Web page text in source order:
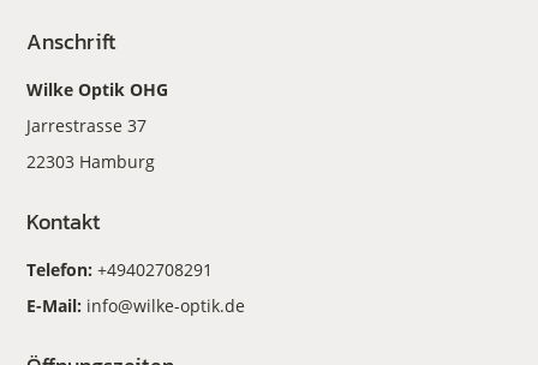
Anschrift
Wilke Optik OHG
Jarrestrasse 37
22303 Hamburg
Kontakt
Telefon:+49402708291
E-Mail: info@wilke-optik.de